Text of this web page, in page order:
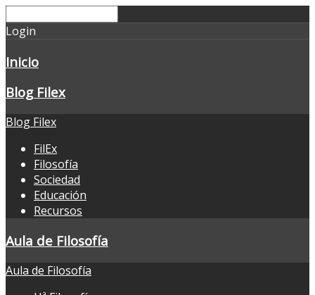
Login
Inicio
Blog Filex
Blog Filex
FilEx
Filosofía
Sociedad
Educación
Recursos
Aula de Filosofía
Aula de Filosofía